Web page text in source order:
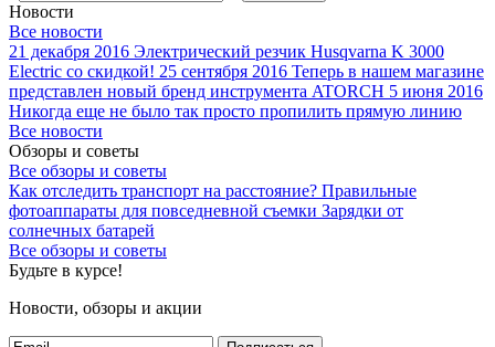
Новости
Все новости
21 декабря 2016 Электрический резчик Husqvarna K 3000
Electric со скидкой! 25 сентября 2016 Теперь в нашем магазине
представлен новый бренд инструмента ATORCH 5 июня 2016
Никогда еще не было так просто пропилить прямую линию
Все новости
Обзоры и советы
Все обзоры и советы
Как отследить транспорт на расстояние? Правильные
фотоаппараты для повседневной съемки Зарядки от
солнечных батарей
Все обзоры и советы
Будьте в курсе!
Новости, обзоры и акции